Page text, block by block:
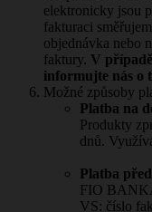
elektronicky jsou
fakturaci
objednávka nebo
faktury. V
informujte nás o
Možné způsoby
Platba na
Produkty
dnů.
Platba
FIO
VS: číslo